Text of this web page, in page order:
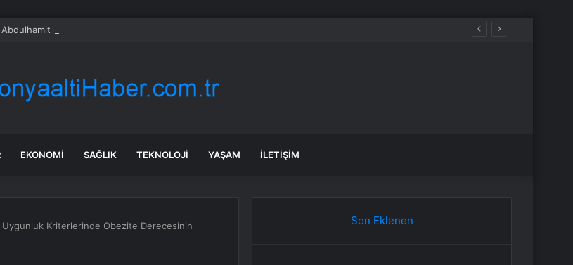
Gül: Gelin, Acıları Değil Sevinçleri Artıracak Bir Süreçte Hep Birlikte Taşın Altına Elimizi Koyalım
EKONOMI SAĞLIK TEKNOLOJI YAŞAM İLETIŞIM
Kriterlerinde Obezite Derecesinin
Son Eklenen